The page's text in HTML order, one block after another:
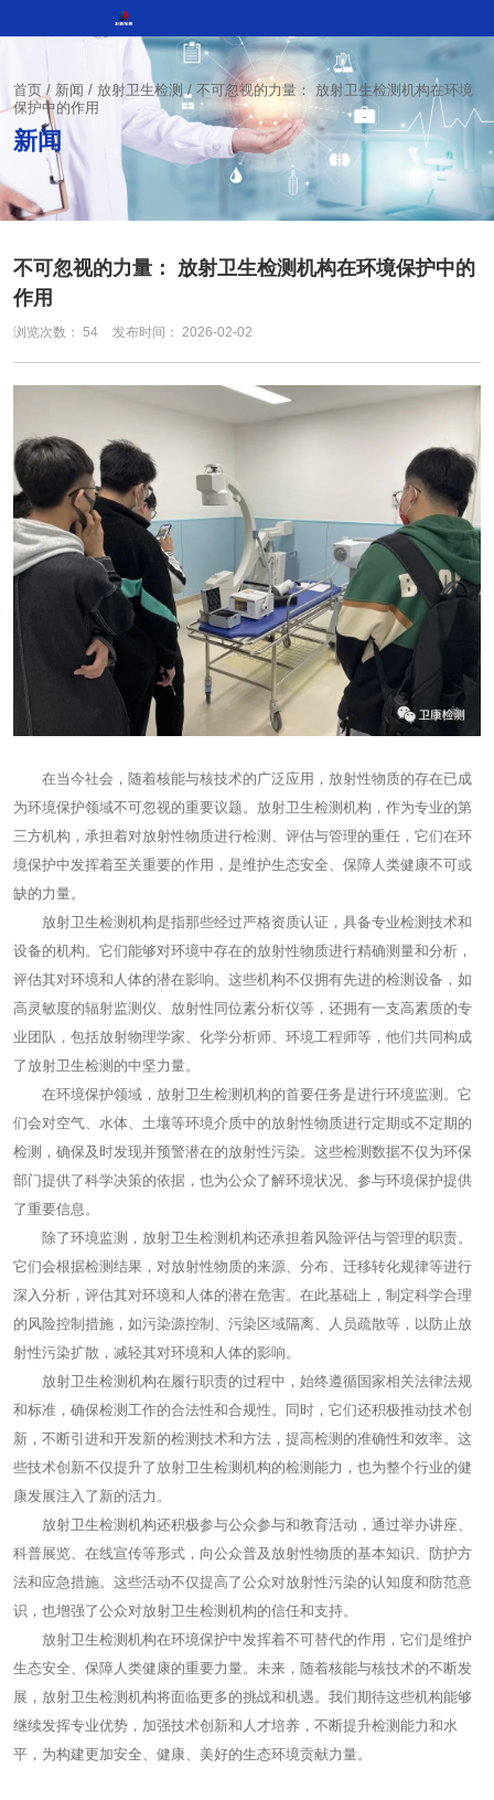
首页 / 新闻 / 放射卫生检测 / 不可忽视的力量： 放射卫生检测机构在环境
保护中的作用
新闻
不可忽视的力量： 放射卫生检测机构在环境保护中的
作用
浏览次数： 54 发布时间： 2026-02-02
在当今社会，随着核能与核技术的广泛应用，放射性物质的存在已成
为环境保护领域不可忽视的重要议题。放射卫生检测机构，作为专业的第
三方机构，承担着对放射性物质进行检测、评估与管理的重任，它们在环
境保护中发挥着至关重要的作用，是维护生态安全、保障人类健康不可或
缺的力量。
放射卫生检测机构是指那些经过严格资质认证，具备专业检测技术和
设备的机构。它们能够对环境中存在的放射性物质进行精确测量和分析，
评估其对环境和人体的潜在影响。这些机构不仅拥有先进的检测设备，如
高灵敏度的辐射监测仪、放射性同位素分析仪等，还拥有一支高素质的专
业团队，包括放射物理学家、化学分析师、环境工程师等，他们共同构成
了放射卫生检测的中坚力量。
在环境保护领域，放射卫生检测机构的首要任务是进行环境监测。它
们会对空气、水体、土壤等环境介质中的放射性物质进行定期或不定期的
检测，确保及时发现并预警潜在的放射性污染。这些检测数据不仅为环保
部门提供了科学决策的依据，也为公众了解环境状况、参与环境保护提供
了重要信息。
除了环境监测，放射卫生检测机构还承担着风险评估与管理的职责。
它们会根据检测结果，对放射性物质的来源、分布、迁移转化规律等进行
深入分析，评估其对环境和人体的潜在危害。在此基础上，制定科学合理
的风险控制措施，如污染源控制、污染区域隔离、人员疏散等，以防止放
射性污染扩散，减轻其对环境和人体的影响。
放射卫生检测机构在履行职责的过程中，始终遵循国家相关法律法规
和标准，确保检测工作的合法性和合规性。同时，它们还积极推动技术创
新，不断引进和开发新的检测技术和方法，提高检测的准确性和效率。这
些技术创新不仅提升了放射卫生检测机构的检测能力，也为整个行业的健
康发展注入了新的活力。
放射卫生检测机构还积极参与公众参与和教育活动，通过举办讲座、
科普展览、在线宣传等形式，向公众普及放射性物质的基本知识、防护方
法和应急措施。这些活动不仅提高了公众对放射性污染的认知度和防范意
识，也增强了公众对放射卫生检测机构的信任和支持。
放射卫生检测机构在环境保护中发挥着不可替代的作用，它们是维护
生态安全、保障人类健康的重要力量。未来，随着核能与核技术的不断发
展，放射卫生检测机构将面临更多的挑战和机遇。我们期待这些机构能够
继续发挥专业优势，加强技术创新和人才培养，不断提升检测能力和水
平，为构建更加安全、健康、美好的生态环境贡献力量。